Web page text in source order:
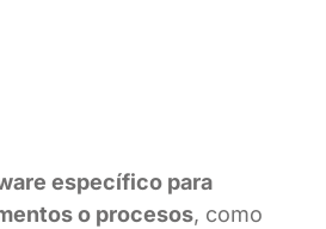
específico para
o procesos, como